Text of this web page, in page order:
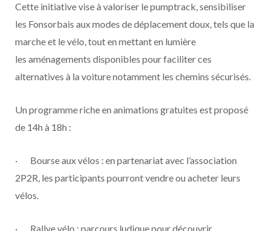
Cette initiative vise à valoriser le pumptrack, sensibiliser
les Fonsorbais aux modes de déplacement doux, tels que la
marche et le vélo, tout en mettant en lumière
les aménagements disponibles pour faciliter ces
alternatives à la voiture notamment les chemins sécurisés.
Un programme riche en animations gratuites est proposé
de 14h à 18h :
· Bourse aux vélos : en partenariat avec l’association
2P2R, les participants pourront vendre ou acheter leurs
vélos.
· Rallye vélo : parcours ludique pour découvrir